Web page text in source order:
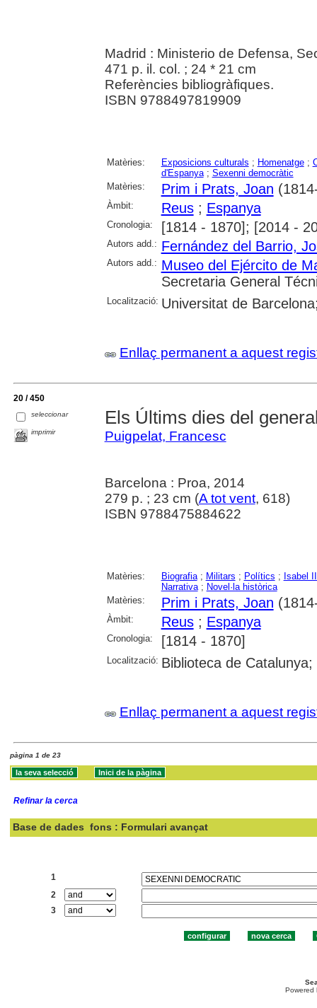
Madrid : Ministerio de Defensa,
471 p. il. col. ; 24 * 21 cm
Referències bibliogràfiques.
ISBN 9788497819909
Matèries: Exposicions culturals ; Homenatge;
d'Espanya; Sexenni democràtic
Matèries:
Prim i Prats, Joan
Àmbit: Reus; Espanya
Cronologia: [1814 - 1870]; [2014 -
Autors add.: Fernández del Barrio,
Autors add.: Museo del Ejército de
Secretaria General
Localització: Universitat de
Enllaç permanent a aquest
20 / 450
seleccionar
imprimir
Els Últims dies del
Puigpelat, Francesc
Barcelona : Proa, 2014
279 p. ; 23 cm (A tot vent, 618)
ISBN 9788475884622
Matèries: Biografia; Militars ; Polítics ; Isabel
Narrativa; Novel·la històrica
Matèries:
Prim i Prats, Joan
Àmbit: Reus; Espanya
Cronologia: [1814 - 1870]
Localització: Biblioteca de
Enllaç permanent a aquest
pàgina 1 de 23
Refinar la cerca
Base de dades fons : Formulari avançat
1
2
3